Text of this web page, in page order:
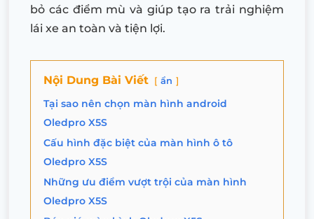
bỏ các điểm mù và giúp tạo ra trải nghiệm
lái xe an toàn và tiện lợi.
Nội Dung Bài Viết ẩn
Tại sao nên chọn màn hình android
Oledpro X5S
Cấu hình đặc biệt của màn hình ô tô
Oledpro X5S
Những ưu điểm vượt trội của màn hình
Oledpro X5S